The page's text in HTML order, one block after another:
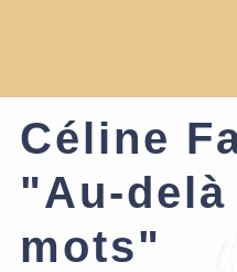
Céline
"Au-delà
mots"